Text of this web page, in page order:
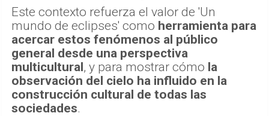
Este contexto refuerza el valor de 'Un
mundo de eclipses' como herramienta para
acercar estos fenómenos al público
general desde una perspectiva
multicultural, y para mostrar cómo la
observación del cielo ha influido en la
construcción cultural de todas las
sociedades.